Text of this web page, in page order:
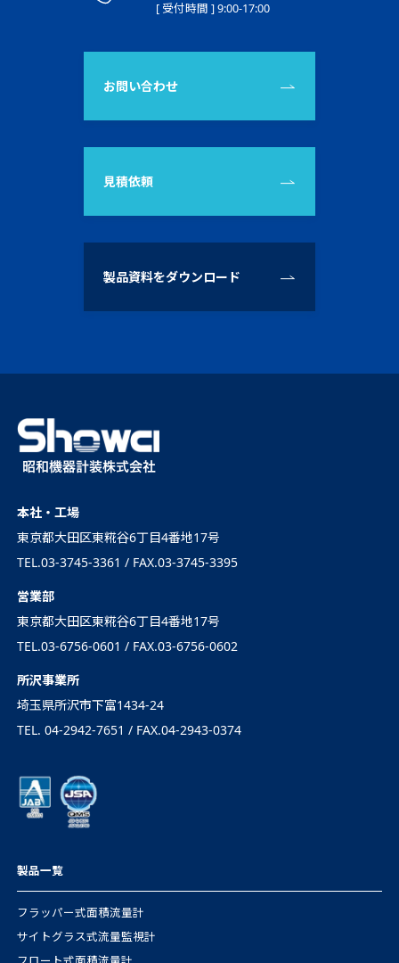
[ 受付時間 ] 9:00-17:00
お問い合わせ
見積依頼
製品資料をダウンロード
本社・工場
東京都大田区東糀谷6丁目4番地17号
TEL.03-3745-3361 / FAX.03-3745-3395
営業部
東京都大田区東糀谷6丁目4番地17号
TEL.03-6756-0601 / FAX.03-6756-0602
所沢事業所
埼玉県所沢市下富1434-24
TEL. 04-2942-7651 / FAX.04-2943-0374
製品一覧
フラッパー式面積流量計
サイトグラス式流量監視計